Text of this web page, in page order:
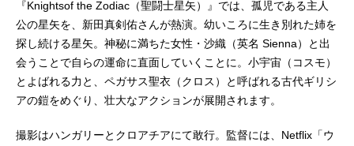
『Knightsof the Zodiac（聖闘士星矢）』では、孤児である主人
公の星矢を、新田真剣佑さんが熱演。幼いころに生き別れた姉を
探し続ける星矢。神秘に満ちた女性・沙織（英名 Sienna）と出
会うことで自らの運命に直面していくことに。小宇宙（コスモ）
とよばれる力と、ペガサス聖衣（クロス）と呼ばれる古代ギリシ
アの鎧をめぐり、壮大なアクションが展開されます。
撮影はハンガリーとクロアチアにて敢行。監督には、Netflix「ウ